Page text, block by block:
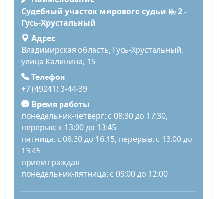
Судебный участок мирового судьи № 2 -
Гусь-Хрустальный
Адрес
Владимирская область, Гусь-Хрустальный,
улица Калинина, 15
Телефон
+7 (49241) 3-44-39
Время работы
понедельник-четверг: с 08:30 до 17:30,
перерыв: с 13:00 до 13:45
пятница: с 08:30 до 16:15, перерыв: с 13:00 до
13:45
прием граждан
понедельник-пятница: с 09:00 до 12:00